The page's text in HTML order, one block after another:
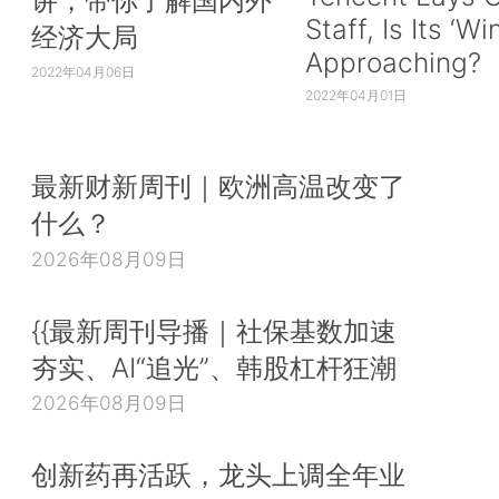
经济大局
2022年04月06日
Staff, Is Its
Approaching?
2022年04月01日
最新财新周刊｜欧洲高温改变了
什么？
2026年08月09日
{{最新周刊导播｜社保基数加速
夯实、AI“追光”、韩股杠杆狂潮
2026年08月09日
创新药再活跃，龙头上调全年业